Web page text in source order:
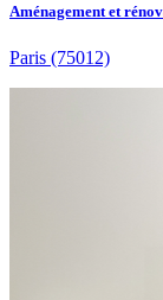
Aménagement et
Paris (75012)